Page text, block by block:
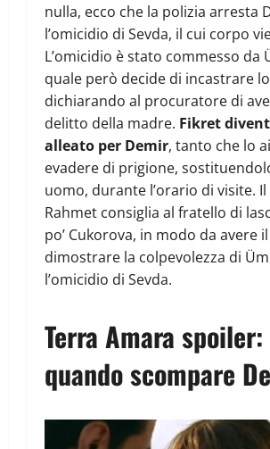
nulla, ecco che la polizia arresta
l’omicidio di Sevda, il cui corpo
L’omicidio è stato commesso da
quale però decide di incastrare
dichiarando al procuratore di
delitto della madre. Fikret
alleato per Demir, tanto che lo
evadere di prigione,
uomo, durante l’orario di visite. Il
Rahmet consiglia al fratello di
po’ Cukorova, in modo da avere
dimostrare la colpevolezza di
l’omicidio di Sevda.
Terra Amara
quando scompare